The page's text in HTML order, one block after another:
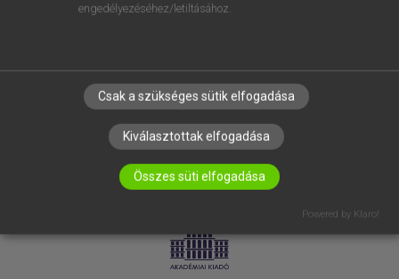
LICENCSZERZŐDÉS ADATVÉDELEM
engedélyezéséhez/letiltásához.
Csak a szükséges sütik elfogadása
Kiválasztottak elfogadása
Összes süti elfogadása
Powered by Klaro!